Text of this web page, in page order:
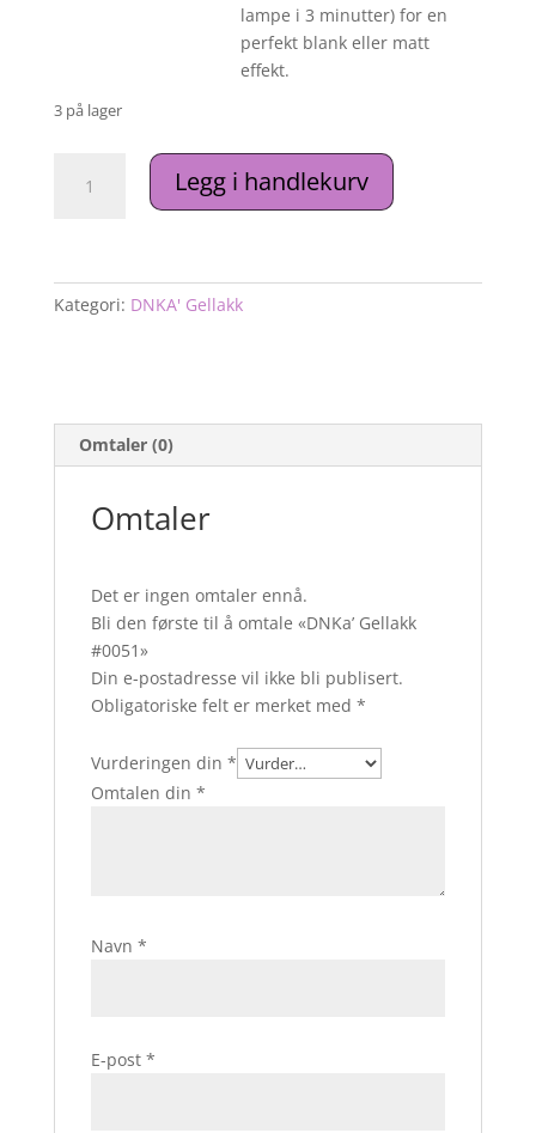
lampe i 3 minutter) for en
perfekt blank eller matt
effekt.
3 på lager
Gellakk
Legg i handlekurv
Kategori: DNKA' Gellakk
Omtaler (0)
Omtaler
Det er ingen omtaler ennå.
Bli den første til å omtale «DNKa’ Gellakk
#0051»
Din e-postadresse vil ikke bli publisert.
Obligatoriske felt er merket med *
Vurderingen din *
Omtalen din *
Navn *
E-post *